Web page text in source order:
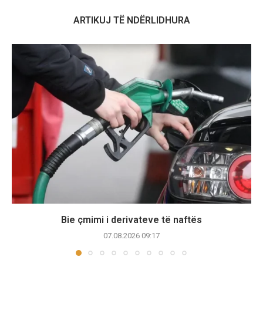
ARTIKUJ TË NDËRLIDHURA
Bie çmimi i derivateve të naftës
07.08.2026 09:17